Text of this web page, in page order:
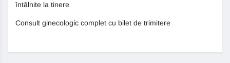
întâlnite la tinere
Consult ginecologic complet cu bilet de trimitere